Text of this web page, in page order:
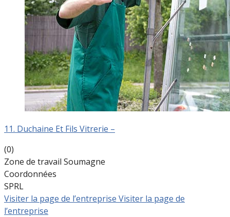
11. Duchaine Et Fils Vitrerie –
(0)
Zone de travail Soumagne
Coordonnées
SPRL
Visiter la page de l’entreprise Visiter la page de
l’entreprise